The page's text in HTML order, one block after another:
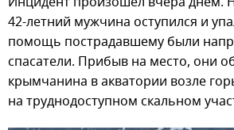
42-летний мужчина оступился и
помощь пострадавшему были
спасатели. Прибыв на место, они
крымчанина в акватории возле
на труднодоступном скальном